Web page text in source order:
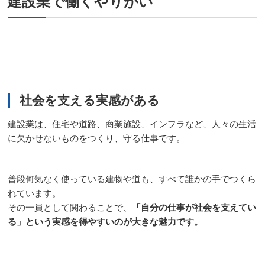
社会を支える実感がある
建設業は、住宅や道路、商業施設、インフラなど、人々の生活
に欠かせないものをつくり、守る仕事です。
普段何気なく使っている建物や道も、すべて誰かの手でつくら
れています。
その一員として関わることで、
「自分の仕事が社会を支えてい
る」という実感を得やすいのが大きな魅力です。